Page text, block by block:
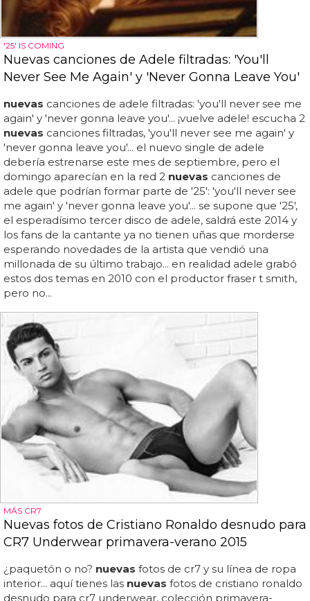
'25' IS COMING
Nuevas canciones de Adele filtradas: 'You'll
Never See Me Again' y 'Never Gonna Leave You'
nuevas canciones de adele filtradas: 'you'll never see me
again' y 'never gonna leave you'... ¡vuelve adele! escucha 2
nuevas canciones filtradas, 'you'll never see me again' y
'never gonna leave you'... el nuevo single de adele
debería estrenarse este mes de septiembre, pero el
domingo aparecían en la red 2 nuevas canciones de
adele que podrían formar parte de '25': 'you'll never see
me again' y 'never gonna leave you'... se supone que '25',
el esperadísimo tercer disco de adele, saldrá este 2014 y
los fans de la cantante ya no tienen uñas que morderse
esperando novedades de la artista que vendió una
millonada de su último trabajo... en realidad adele grabó
estos dos temas en 2010 con el productor fraser t smith,
pero no...
MÁS CR7
Nuevas fotos de Cristiano Ronaldo desnudo para
CR7 Underwear primavera-verano 2015
¿paquetón o no? nuevas fotos de cr7 y su línea de ropa
interior... aquí tienes las nuevas fotos de cristiano ronaldo
desnudo para cr7 underwear, colección primavera-